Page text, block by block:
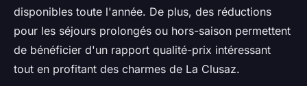
disponibles toute l'année. De plus, des réductions
pour les séjours prolongés ou hors-saison permettent
de bénéficier d'un rapport qualité-prix intéressant
tout en profitant des charmes de La Clusaz.